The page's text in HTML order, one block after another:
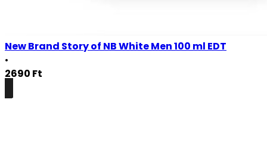
New Brand Story of NB White Men 100 ml EDT
•
2690 Ft
Részletek